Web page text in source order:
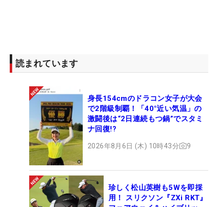
読まれています
身長154cmのドラコン女子が大会
で2階級制覇！「40°近い気温」の
激闘後は“2日連続もつ鍋”でスタミ
ナ回復!?
2026年8月6日 (木) 10時43分 9
珍しく松山英樹も5Wを即採
用！ スリクソン『ZXi RKT』